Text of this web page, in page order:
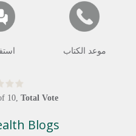
موعد الكتاب
10, Total Vote:
Blogs